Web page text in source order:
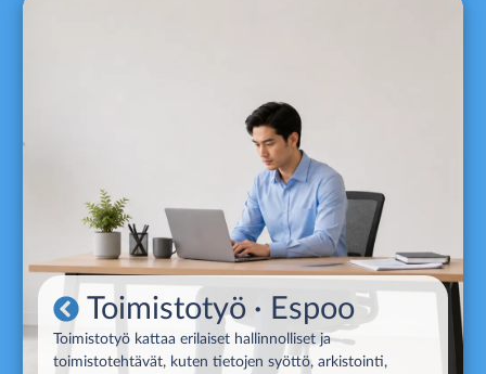
Toimistotyö · Espoo
Toimistotyö kattaa erilaiset hallinnolliset ja
toimistotehtävät, kuten tietojen syöttö, arkistointi,